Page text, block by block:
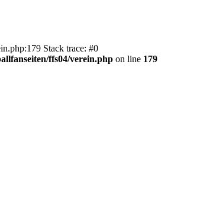
Stack trace: #0
ffs04/verein.php on line 179